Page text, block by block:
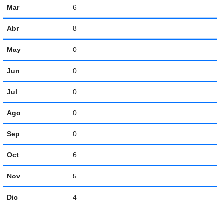
Mar 6
Abr 8
May 0
Jun 0
Jul 0
Ago 0
Sep 0
Oct 6
Nov 5
Dic 4